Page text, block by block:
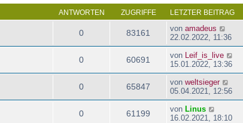
ANTWORTEN ZUGRIFFE LETZTER BEITRAG
0 83161 von amadeus
22.02.2022, 11:36
0 60691 von
Leif_is_live
15.01.2022, 13:36
0 65847 von weltsieger
05.04.2021, 12:56
0 61199 von Linus
16.02.2021, 18:10